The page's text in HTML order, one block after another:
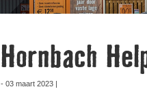
Hornbach
- 03 maart 2023 |